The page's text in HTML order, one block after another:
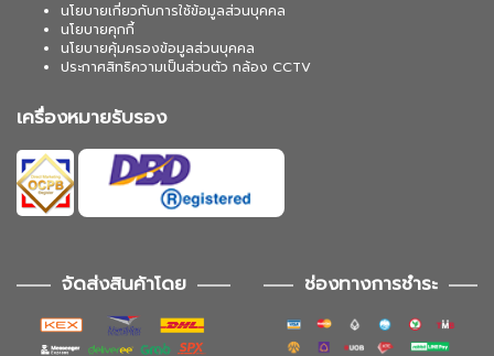
นโยบายเกี่ยวกับการใช้ข้อมูลส่วนบุคคล
นโยบายคุกกี้
นโยบายคุ้มครองข้อมูลส่วนบุคคล
ประกาศสิทธิความเป็นส่วนตัว กล้อง CCTV
เครื่องหมายรับรอง
จัดส่งสินค้าโดย ช่องทางการชำระ